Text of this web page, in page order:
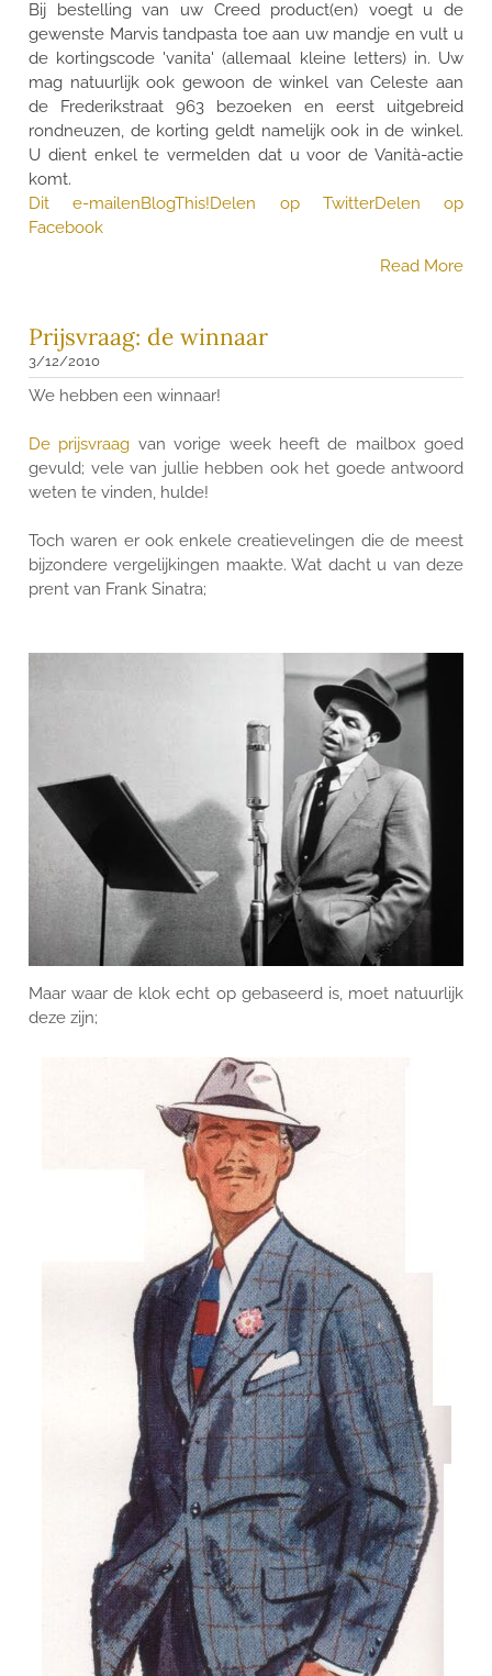
Bij bestelling van uw Creed product(en) voegt u de
gewenste Marvis tandpasta toe aan uw mandje en vult u
de kortingscode 'vanita' (allemaal kleine letters) in. Uw
mag natuurlijk ook gewoon de winkel van Celeste aan
de Frederikstraat 963 bezoeken en eerst uitgebreid
rondneuzen, de korting geldt namelijk ook in de winkel.
U dient enkel te vermelden dat u voor de Vanità-actie
komt.
Dit e-mailenBlogThis!Delen op TwitterDelen op
Facebook
Read More
Prijsvraag: de winnaar
3/12/2010
We hebben een winnaar!
De prijsvraag van vorige week heeft de mailbox goed
gevuld; vele van jullie hebben ook het goede antwoord
weten te vinden, hulde!
Toch waren er ook enkele creatievelingen die de meest
bijzondere vergelijkingen maakte. Wat dacht u van deze
prent van Frank Sinatra;
Maar waar de klok echt op gebaseerd is, moet natuurlijk
deze zijn;